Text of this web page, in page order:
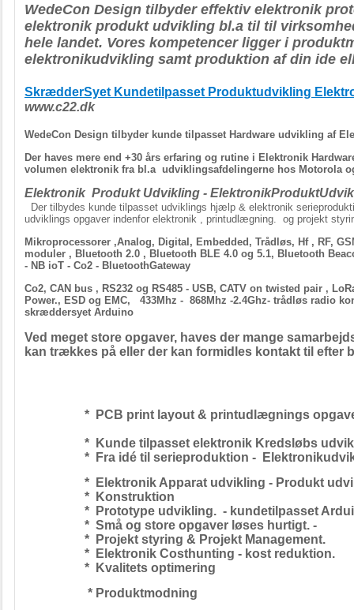
WedeCon Design tilbyder effektiv elektronik
elektronik produkt udvikling bl.a til til
hele landet. Vores kompetencer ligger i
elektronikudvikling samt produktion af din ide
SkrædderSyet Kundetilpasset Produktudvikling
www.c22.dk
WedeCon Design tilbyder kunde tilpasset Hardware udvikling af
Der haves mere end +30 års erfaring og rutine i Elektronik
volumen elektronik fra bl.a udviklingsafdelingerne hos Motorola
Elektronik Produkt Udvikling -
Der tilbydes kunde tilpasset udviklings hjælp & elektronik
udviklings opgaver indenfor elektronik , printudlægning. og projekt
Mikroprocessorer ,Analog, Digital, Embedded, Trådløs, Hf , RF,
moduler , Bluetooth 2.0 , Bluetooth BLE 4.0 og 5.1, Bluetooth
- NB ioT - Co2 - BluetoothGateway
Co2, CAN bus , RS232 og RS485 - USB, CATV on twisted pair ,
Power., ESD og EMC, 433Mhz - 868Mhz -2.4Ghz- trådløs radio
skræddersyet Arduino
Ved meget store opgaver, haves der mange
kan trækkes på eller der kan formidles kontakt til efter
* PCB print layout & printudlægnings
* Kunde tilpasset elektronik Kredsløbs
* Fra idé til serieproduktion -
* Elektronik Apparat udvikling - Produkt
* Konstruktion
* Prototype udvikling. - kundetilpasset
* Små og store opgaver løses hurtigt. -
* Projekt styring & Projekt Management.
* Elektronik Costhunting - kost reduktion.
* Kvalitets optimering
* Produktmodning